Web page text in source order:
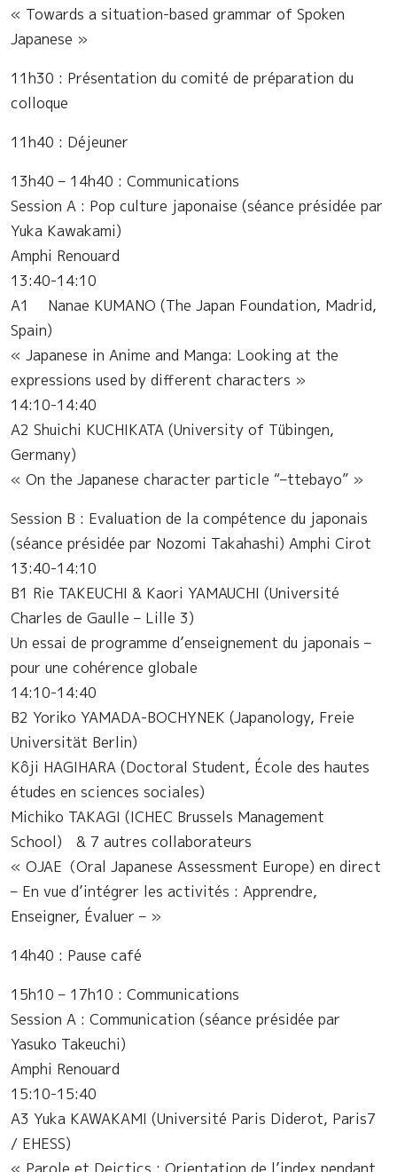
« Towards a situation-based grammar of Spoken
Japanese »
11h30 : Présentation du comité de préparation du
colloque
11h40 : Déjeuner
13h40 – 14h40 : Communications
Session A : Pop culture japonaise (séance présidée par
Yuka Kawakami)
Amphi Renouard
13:40-14:10
A1 Nanae KUMANO (The Japan Foundation, Madrid,
Spain)
« Japanese in Anime and Manga: Looking at the
expressions used by different characters »
14:10-14:40
A2 Shuichi KUCHIKATA (University of Tübingen,
Germany)
« On the Japanese character particle “–ttebayo” »
Session B : Evaluation de la compétence du japonais
(séance présidée par Nozomi Takahashi) Amphi Cirot
13:40-14:10
B1 Rie TAKEUCHI & Kaori YAMAUCHI (Université
Charles de Gaulle – Lille 3)
Un essai de programme d’enseignement du japonais –
pour une cohérence globale
14:10-14:40
B2 Yoriko YAMADA-BOCHYNEK (Japanology, Freie
Universität Berlin)
Kôji HAGIHARA (Doctoral Student, École des hautes
études en sciences sociales)
Michiko TAKAGI (ICHEC Brussels Management
School) & 7 autres collaborateurs
« OJAE（Oral Japanese Assessment Europe) en direct
– En vue d’intégrer les activités : Apprendre,
Enseigner, Évaluer – »
14h40 : Pause café
15h10 – 17h10 : Communications
Session A : Communication (séance présidée par
Yasuko Takeuchi)
Amphi Renouard
15:10-15:40
A3 Yuka KAWAKAMI (Université Paris Diderot, Paris7
/ EHESS)